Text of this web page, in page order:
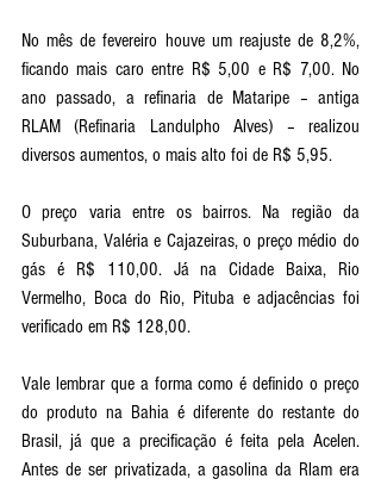
No mês de fevereiro houve um reajuste de 8,2%,
ficando mais caro entre R$ 5,00 e R$ 7,00. No
ano passado, a refinaria de Mataripe – antiga
RLAM (Refinaria Landulpho Alves) – realizou
diversos aumentos, o mais alto foi de R$ 5,95.
O preço varia entre os bairros. Na região da
Suburbana, Valéria e Cajazeiras, o preço médio do
gás é R$ 110,00. Já na Cidade Baixa, Rio
Vermelho, Boca do Rio, Pituba e adjacências foi
verificado em R$ 128,00.
Vale lembrar que a forma como é definido o preço
do produto na Bahia é diferente do restante do
Brasil, já que a precificação é feita pela Acelen.
Antes de ser privatizada, a gasolina da Rlam era